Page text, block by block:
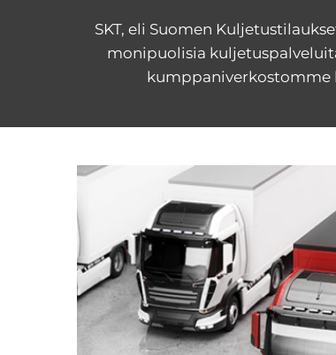
SKT, eli Suomen
monipuolisia
kumppaniverkostomme